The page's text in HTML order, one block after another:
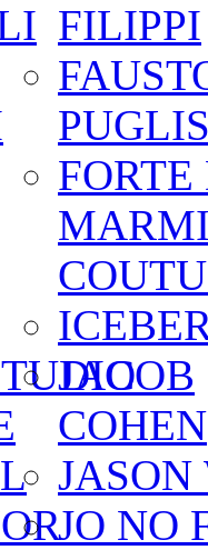
FILIPPI
FORTE
JACOB
COHEN
JASON
JO NO